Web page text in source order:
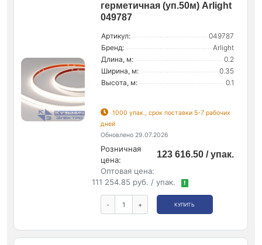
герметичная (уп.50м) Arlight
049787
Артикул:
049787
Бренд:
Arlight
Длина, м:
0.2
Ширина, м:
0.35
Высота, м:
0.1
1000 упак., срок поставки 5-7 рабочих
дней
Обновлено 29.07.2026
Розничная
цена:
123 616.50 / упак.
Оптовая цена:
111 254.85 руб. / упак.
!
- + КУПИТЬ